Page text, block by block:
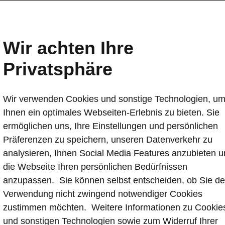
Sie beim Neuwagenkauf die Škoda Anschlussgarantie als
dazu und erhalten den gleichen Leistungsumfang
Herstellergarantie. Wählen Sie dafür einfach Ihre
aus Garantielaufzeit (gilt ab Erstzulassung /
sowie Gesamtfahrleistung aus und genießen Sie bis zu 5
perfekten Schutz gegen unvorhersehbare
bringen Sie Ihr Fahrzeug bitte wie gewohnt zu Ihrem
Wir achten Ihre
Privatsphäre
Wir verwenden Cookies und sonstige Technologien, um
Ihnen ein optimales Webseiten-Erlebnis zu bieten. Sie
ermöglichen uns, Ihre Einstellungen und persönlichen
Präferenzen zu speichern, unseren Datenverkehr zu
analysieren, Ihnen Social Media Features anzubieten
die Webseite Ihren persönlichen Bedürfnissen
anzupassen. Sie können selbst entscheiden, ob Sie
Verwendung nicht zwingend notwendiger Cookies
zustimmen möchten. Weitere Informationen zu
und sonstigen Technologien sowie zum Widerruf Ihrer